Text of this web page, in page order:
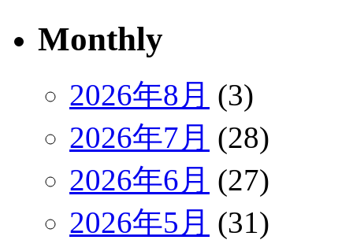
Monthly
2026年8月 (3)
2026年7月 (28)
2026年6月 (27)
2026年5月 (31)